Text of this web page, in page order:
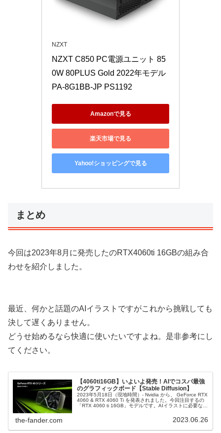
NZXT
NZXT C850 PC電源ユニット 85
0W 80PLUS Gold 2022年モデル
PA-8G1BB-JP PS1192
Amazonで見る
楽天市場で見る
Yahoo!ショッピングで見る
まとめ
今回は2023年8月に発売したのRTX4060ti 16GBの組み合
わせを紹介しました。
最近、何かと話題のAIイラストですがこれから挑戦しても
決して遅くありません。
どうせ始めるなら快適に使いたいですよね。是非参考にし
てください。
【4060ti16GB】いよいよ発売！AIでコスパ最強
のグラフィックボード【Stable Diffusion】
2023年5月18日（現地時間）- Nvidia から、 GeForce RTX
4060 & RTX 4060 Ti を発表されました。今回注目するの
「RTX 4060 ti 16GB」モデルです。AIイラストに必要なグ
the-fander.com 2023.06.26